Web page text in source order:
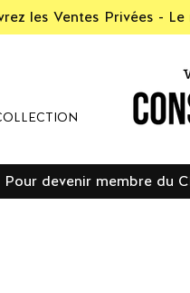
les Ventes Privées -
Pour devenir membre du